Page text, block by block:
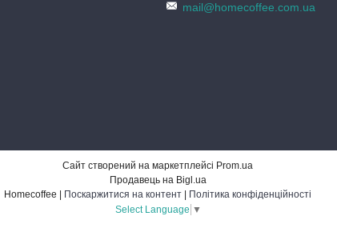
mail@homecoffee.com.ua
Сайт створений на маркетплейсі Prom.ua
Продавець на Bigl.ua
Поскаржитися на контент
Політика конфіденційності
Select Language ▼